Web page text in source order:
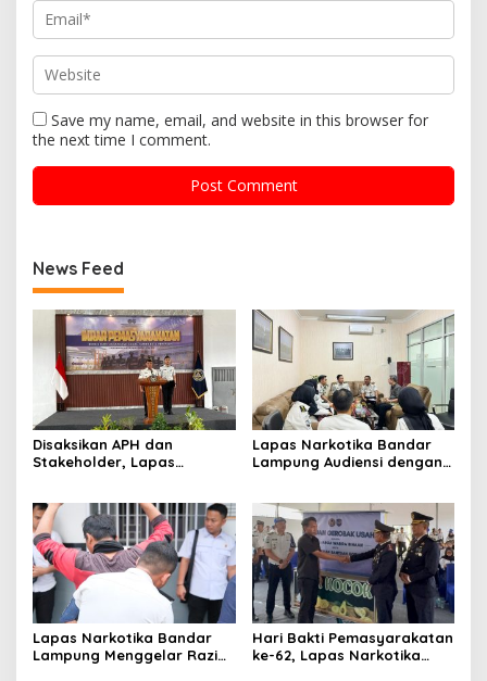
Save my name, email, and website in this browser for
the next time I comment.
News Feed
Disaksikan APH dan
Stakeholder, Lapas
Pemasyarakatan Bersih
dari Halinar
Lapas Narkotika Bandar
Lampung Audiensi dengan
Pratama
Lapas Narkotika Bandar
Lampung Menggelar Razia
Hari Bakti Pemasyarakatan
ke-62, Lapas Narkotika